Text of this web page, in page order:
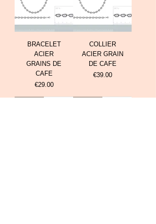
BRACELET
ACIER
GRAINS DE
CAFE
Prix
€29.00
COLLIER
ACIER GRAIN
DE CAFE
Prix
€39.00